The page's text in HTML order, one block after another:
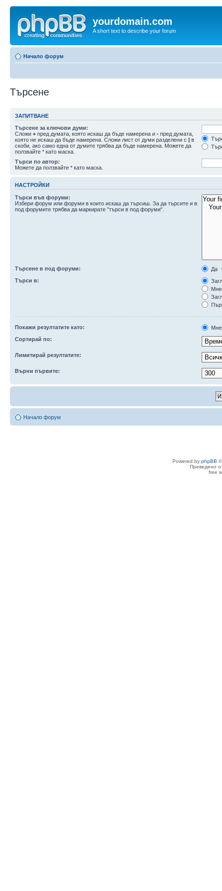
yourdomain.com
A short text to describe your forum
Начало форум
Търсене
ЗАПИТВАНЕ
Търсене за ключови думи:
Сложи + пред думата, която искаш да бъде намерена и - пред думата,
която не искаш да бъде намерена. Сложи лист от думи разделени с | в
скоби, ако само една от думите трябва да бъде намерена. Можете да
ползвайте * като маска.
Търси по автор:
Можете да ползвайте * като маска.
НАСТРОЙКИ
Търси във форуми:
Избери форум или форуми в които искаш да търсиш. За да търсите и в
под форумите трябва да маркирате "търси в под форуми".
Търсене в под форуми:
Да
Търси в:
Покажи резултатите като:
Сортирай по:
Лимитирай резултатите:
Върни първите:
Начало форум
Powered by phpBB
Преведено
free